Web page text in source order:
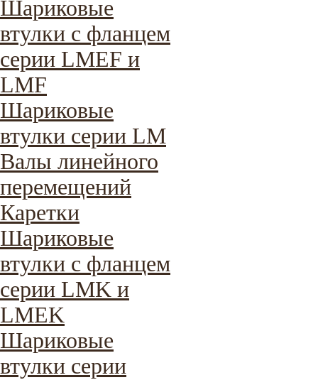
Шариковые
втулки с фланцем
серии LMEF и
LMF
Шариковые
втулки серии LM
Валы линейного
перемещений
Каретки
Шариковые
втулки с фланцем
серии LMK и
LMEK
Шариковые
втулки серии